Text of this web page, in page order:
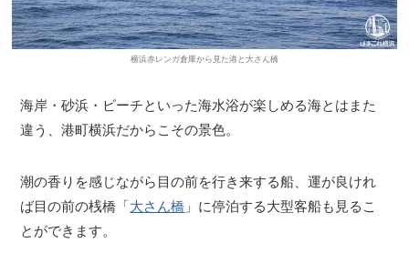
横浜赤レンガ倉庫から見た港と大さん橋
海岸・砂浜・ビーチといった海水浴が楽しめる海とはまた
違う、港町横浜だからこその景色。
潮の香りを感じながら目の前を行き来する船、運が良けれ
ば目の前の桟橋「大さん橋 」に停泊する大型客船も見るこ
とができます。